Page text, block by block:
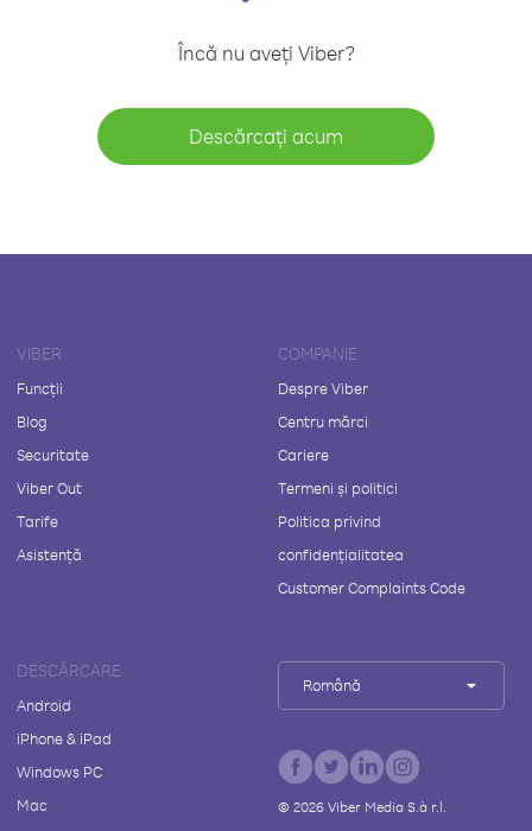
Încă nu aveți Viber?
Descărcați acum
VIBER
Funcții
Blog
Securitate
Viber Out
Tarife
Asistență
COMPANIE
Despre Viber
Centru mărci
Cariere
Termeni și politici
Politica privind
confidențialitatea
Customer Complaints Code
DESCĂRCARE
Android
iPhone & iPad
Windows PC
Mac
Română
© 2026Viber Media S.à r.l.